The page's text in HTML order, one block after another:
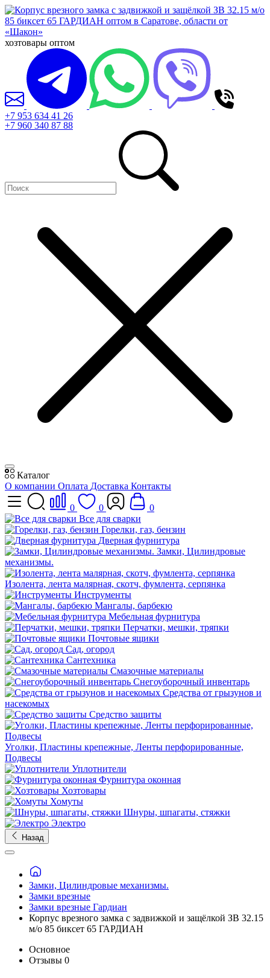
хозтовары оптом
+7 953 634 41 26
+7 960 340 87 88
Каталог
О компании Оплата Доставка Контакты
0 0
0
Все для сварки
Горелки, газ, бензин
Дверная фурнитура
Замки, Цилиндровые
механизмы.
Изолента, лента малярная, скотч, фумлента, серпянка
Инструменты
Мангалы, барбекю
Мебельная фурнитура
Перчатки, мешки, тряпки
Почтовые ящики
Сад, огород
Сантехника
Смазочные материалы
Снегоуборочный инвентарь
Средства от грызунов и
насекомых
Средство защиты
Уголки, Пластины крепежные, Ленты перфорированные,
Подвесы
Уплотнители
Фурнитура оконная
Хозтовары
Хомуты
Шнуры, шпагаты, стяжки
Электро
Назад
Замки, Цилиндровые механизмы.
Замки врезные
Замки врезные Гардиан
Корпус врезного замка с задвижкой и защёлкой ЗВ 32.15
м/о 85 биксет 65 ГАРДИАН
Основное
Отзывы 0